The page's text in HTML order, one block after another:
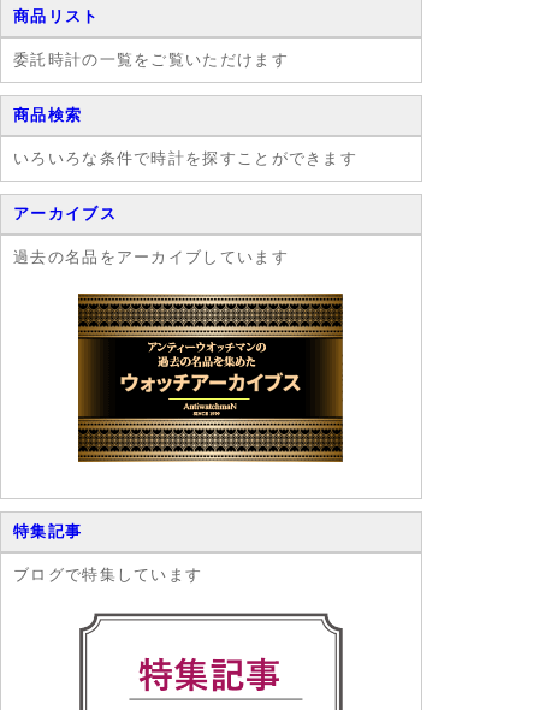
商品リスト
委託時計の一覧をご覧いただけます
商品検索
いろいろな条件で時計を探すことができます
アーカイブス
過去の名品をアーカイブしています
特集記事
ブログで特集しています